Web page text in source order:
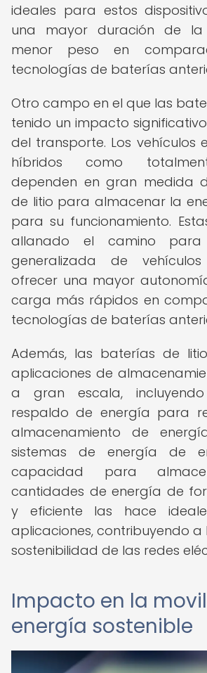
ideales para estos
una mayor duración de
menor peso en
tecnologías de baterías
Otro campo en el que las
tenido un impacto
del transporte. Los vehículos
híbridos como
dependen en gran medida
de litio para almacenar la
para su funcionamiento.
allanado el camino
generalizada de
ofrecer una mayor
carga más rápidos en
tecnologías de baterías
Además, las baterías de
aplicaciones de
a gran escala,
respaldo de energía para
almacenamiento de
sistemas de energía de
capacidad para
cantidades de energía de
y eficiente las hace
aplicaciones, contribuyendo
sostenibilidad de las redes
Impacto en la
energía sostenible